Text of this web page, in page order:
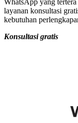
WhatsApp yang
layanan konsultasi
kebutuhan
Konsultasi gratis